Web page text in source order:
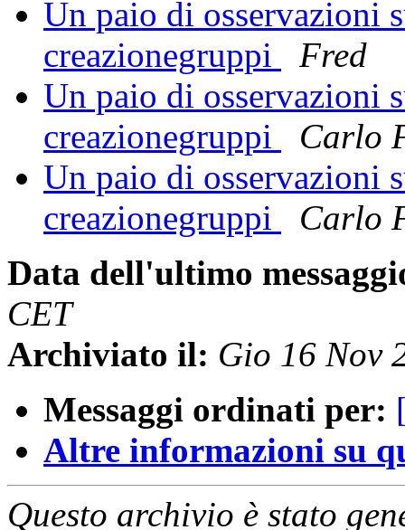
Un paio di osservazioni
creazionegruppi
Fred
Un paio di osservazioni
creazionegruppi
Carlo
Un paio di osservazioni
creazionegruppi
Carlo
Data dell'ultimo
CET
Archiviato il: Gio 16 Nov
Messaggi ordinati per:
Altre informazioni su
Questo archivio è stato